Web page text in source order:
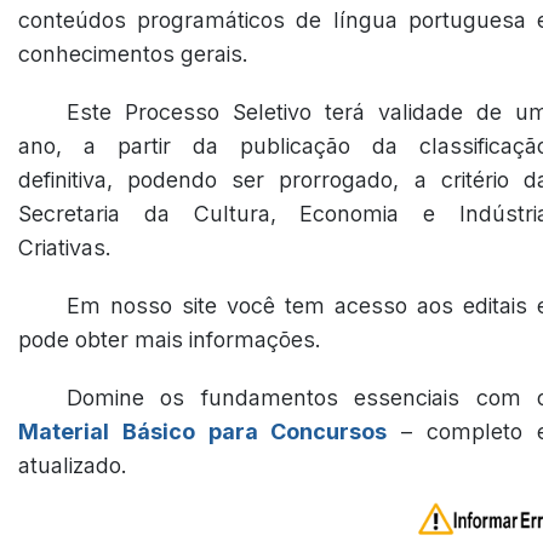
conteúdos programáticos de língua portuguesa
conhecimentos gerais.
Este Processo Seletivo terá validade de
ano, a partir da publicação da
definitiva, podendo ser prorrogado, a critério
Secretaria da Cultura, Economia e
Criativas.
Em nosso site você tem acesso aos editais
pode obter mais informações.
Domine os fundamentos essenciais com
Material Básico para Concursos – completo
atualizado.